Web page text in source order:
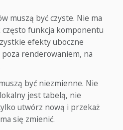
muszą być czyste. Nie ma
funkcja komponentu
efekty uboczne
renderowaniem, na
być niezmienne. Nie
jest tabelą, nie
utwórz nową i przekaż
się zmienić.